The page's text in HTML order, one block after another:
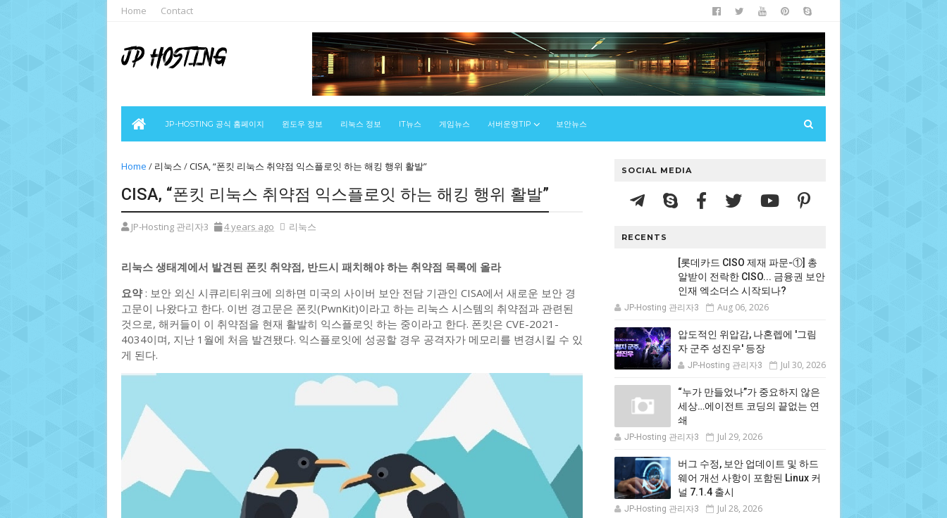
Home Contact
JP-HOSTING 공식 홈페이지 윈도우 정보 리눅스 정보 IT뉴스 게임뉴스 서버운영TIP 보안뉴스
Home / 리눅스 /CISA, “폰킷 리눅스 취약점 익스플로잇 하는 해킹 행위 활발”
CISA, “폰킷 리눅스 취약점 익스플로잇 하는 해킹 행위 활발”
JP-Hosting 관리자3 4 years ago 리눅스
리눅스 생태계에서 발견된 폰킷 취약점, 반드시 패치해야 하는 취약점 목록에 올라
요약: 보안 외신 시큐리티위크에 의하면 미국의 사이버 보안 전담 기관인 CISA에서 새로운 보안 경
고문이 나왔다고 한다. 이번 경고문은 폰킷(PwnKit)이라고 하는 리눅스 시스템의 취약점과 관련된
것으로, 해커들이 이 취약점을 현재 활발히 익스플로잇 하는 중이라고 한다. 폰킷은 CVE-2021-
4034이며, 지난 1월에 처음 발견됐다. 익스플로잇에 성공할 경우 공격자가 메모리를 변경시킬 수 있
게 된다.
SOCIAL MEDIA
RECENTS
[롯데카드 CISO 제재 파문-①] 총
알받이 전락한 CISO... 금융권 보안
인재 엑소더스 시작되나?
JP-Hosting 관리자3 Aug 06, 2026
압도적인 위압감, 나혼렙에 '그림
자 군주 성진우' 등장
JP-Hosting 관리자3 Jul 30, 2026
“누가 만들었나”가 중요하지 않은
세상…에이전트 코딩의 끝없는 연
쇄
JP-Hosting 관리자3 Jul 29, 2026
버그 수정, 보안 업데이트 및 하드
웨어 개선 사항이 포함된 Linux 커
널 7.1.4 출시
JP-Hosting 관리자3 Jul 28, 2026